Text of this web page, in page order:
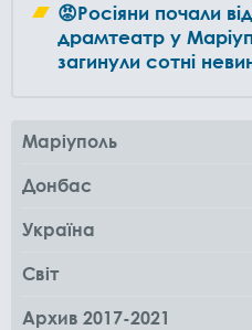
😡Росіяни почали
драмтеатр у
загинули сотні
Маріуполь
Донбас
Україна
Світ
Архив 2017-2021